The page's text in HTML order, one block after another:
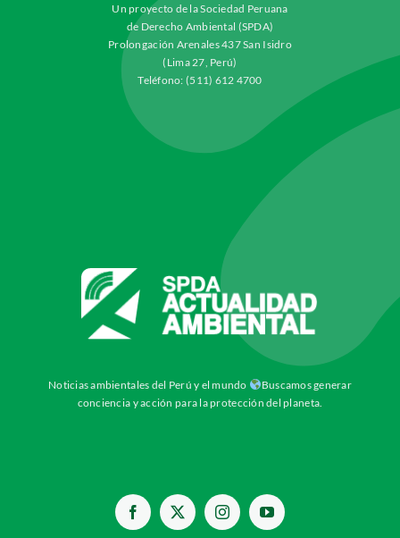
Un proyecto de la Sociedad Peruana
de Derecho Ambiental (SPDA)
Prolongación Arenales 437 San Isidro
(Lima 27, Perú)
Teléfono: (511) 612 4700
Noticias ambientales del Perú y el mundo
Buscamos generar
conciencia y acción para la protección del planeta.